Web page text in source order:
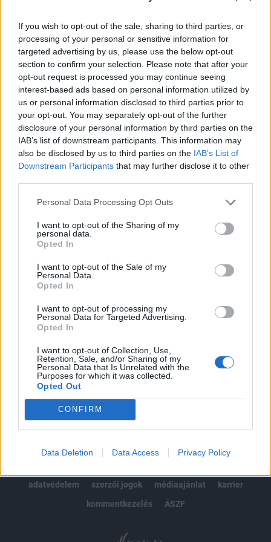
If you wish to opt-out of the sale, sharing to third parties, or
processing of your personal or sensitive information for
targeted advertising by us, please use the below opt-out
section to confirm your selection. Please note that after your
opt-out request is processed you may continue seeing
interest-based ads based on personal information utilized by
us or personal information disclosed to third parties prior to
your opt-out. You may separately opt-out of the further
disclosure of your personal information by third parties on the
IAB’s list of downstream participants. This information may
also be disclosed by us to third parties on the IAB’s List of
Downstream Participants that may further disclose it to other
Personal Data Processing Opt Outs
I want to opt-out of the Sharing of my
personal data.
Opted In
I want to opt-out of the Sale of my
Personal Data.
Opted In
I want to opt-out of processing my
Personal Data for Targeted Advertising.
Opted In
I want to opt-out of Collection, Use,
Retention, Sale, and/or Sharing of my
Personal Data that Is Unrelated with the
Purposes for which it was collected.
Opted Out
CONFIRM
Data Deletion Data Access Privacy Policy
ez a legszigorúbban ellenőrzött élelmiszer.
Nagy Edit, a MaVíz főtitkára a közleményben kitért arra,
hogy az ivóvíz-szolgáltatás, valamint a szennyvízelvezetés
és -tisztítás hazánkban jó kezekben van, a szolgáltatás
biztonsága folyamatosan fenntartott. A főtitkár kiemelte:
„Magyarországon az ivóvízbázisok többsége védett; az
ivóvízhálózatról pedig tudni kell azt, hogy egy teljesen zárt,
nyomás alatt működő...
KEDVES OLVASÓNK!
Az előfizetés a következőket tartalmazza:
Portfolio.hu teljes cikkarchívum
Kötéslisták: BÉT elmúlt 2 év napon belüli
kötéslistái
Előfizetés
MÁR ELŐFIZETŐNK VAGY?BEJELENTKEZÉS
adatvédelem
szerzői jogok médiaajánlat
karrier
kommentkezelés
ÁSZF